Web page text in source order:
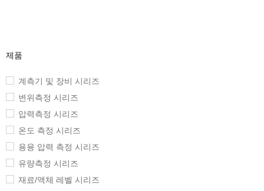
제품
계측기 및 장비 시리즈
변위측정 시리즈
압력측정 시리즈
온도 측정 시리즈
용융 압력 측정 시리즈
유량측정 시리즈
재료/액체 레벨 시리즈